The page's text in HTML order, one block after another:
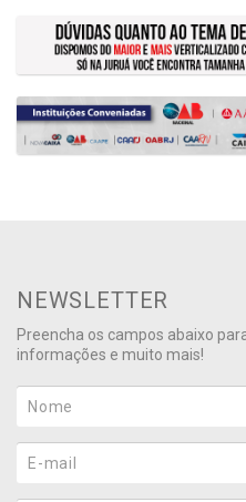
NEWSLETTER
Preencha os campos abaixo
informações e muito mais!